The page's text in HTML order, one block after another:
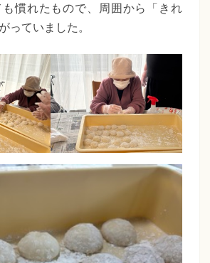
慣れたもので、周囲から「きれ
っていました。